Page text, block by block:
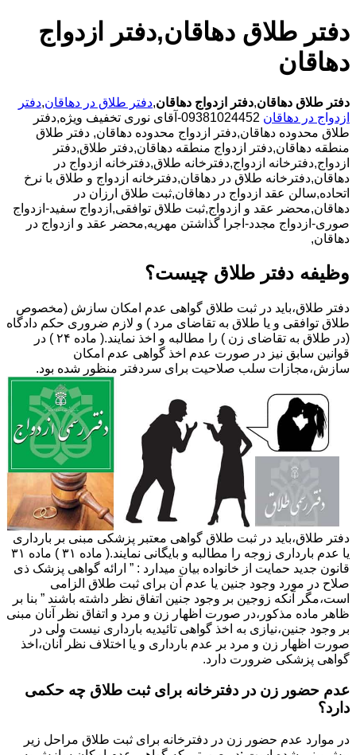
دفتر طلاق دهاقان,دفتر ازدواج
دهاقان
دفتر طلاق دهاقان,دفتر ازدواج دهاقان,دفتر طلاق در دهاقان,دفتر
ازدواج در دهاقان
09381024452-آقای نوری تخفیف ویژه,دفتر
طلاق محدوده دهاقان,دفتر ازدواج محدوده دهاقان, دفتر طلاق
منطقه دهاقان,دفتر ازدواج منطقه دهاقان,دفتر طلاق,دفتر
ازدواج,دفترخانه ازدواج,دفترخانه طلاق,دفترخانه ازدواج در
دهاقان,دفترخانه طلاق در دهاقان,دفترخانه ازدواج و طلاق با نرخ
اتحاده,سالن عقد ازدواج در دهاقان,ثبت طلاق ارزان در
دهاقان,محضر عقد و ازدواج,ثبت طلاق توافقی,ازدواج سفید-ازدواج
صوری-ازدواج مجدد-اجرا گذاشتن مهریه,محضر عقد و ازدواج در
دهاقان,
وظیفه دفتر طلاق چیست؟
دفتر طلاق،باید در ثبت طلاق گواهی عدم امکان سازش (مخصوص
طلاق توافقی و یا طلاق به تقاضای مرد ) و لازم ضروری حکم دادگاه
(در طلاق به تقاضای زن ) را مطالبه و اخذ نمایند.( ماده ۲۴ ) در
قوانین سابق نیز در صورت عدم اخذ گواهی عدم امکان
سازش،مجازات سلب صلاحیت برای سردفتر منظور شده بود.
دفتر طلاق،باید در ثبت طلاق گواهی معتبر پزشکی مبنی بر بارداری
یا عدم بارداری زوجه را مطالبه و بایگانی نمایند.( ماده ۳۱ ) ماده ۳۱
قانون جدید حمایت از خانواده بیان میدارد : ” ارائه گواهی پزشک ذی
صلاح در مورد وجود جنین یا عدم آن برای ثبت طلاق الزامی
است،مگر آنکه زوجین بر وجود جنین اتفاق نظر داشته باشند ” بنا بر
ظاهر ماده مذکور،در صورت اظهار زن و مرد و اتفاق نظر آنان مبنی
بر وجود جنین،نیازی به اخذ گواهی تائیدیه بارداری نیست ولی در
صورت اظهار زن و مرد بر عدم بارداری و یا اختلاف نظر آنان،اخذ
گواهی پزشکی ضرورت دارد.
عدم حضور زن در دفترخانه برای ثبت طلاق چه حکمی
دارد؟
در موارد عدم حضور زن در دفترخانه برای ثبت طلاق مراحل زیر